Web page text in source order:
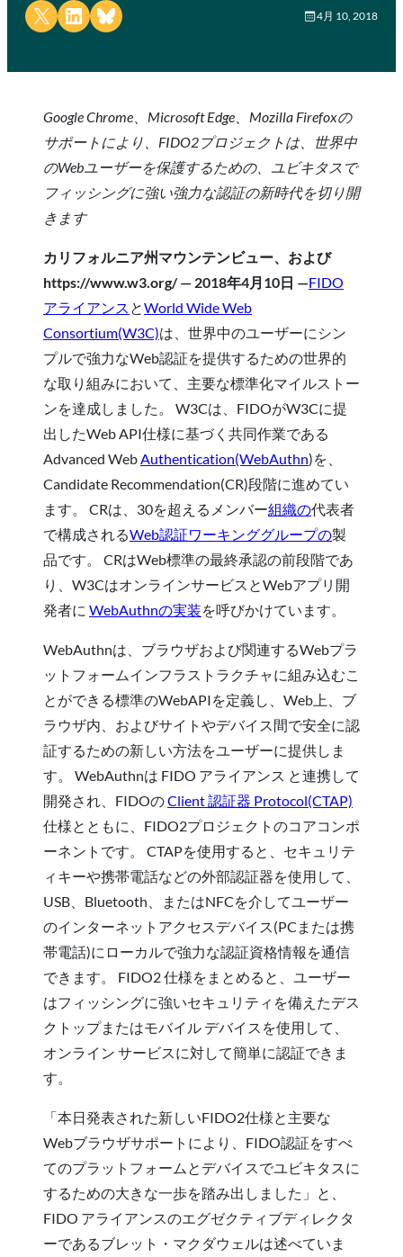
Share on X Share on LinkedIn
Share on Bluesky 4月 10, 2018
Google Chrome、Microsoft Edge、Mozilla Firefoxの
サポートにより、FIDO2プロジェクトは、世界中
のWebユーザーを保護するための、ユビキタスで
フィッシングに強い強力な認証の新時代を切り開
きます
カリフォルニア州マウンテンビュー、および
https://www.w3.org/ — 2018年4月10日 —FIDO
アライアンス とWorld Wide Web
Consortium(W3C)は、世界中のユーザーにシン
プルで強力なWeb認証を提供するための世界的
な取り組みにおいて、主要な標準化マイルストー
ンを達成しました。 W3Cは、FIDOがW3Cに提
出したWeb API仕様に基づく共同作業である
Advanced WebAuthentication(WebAuthn)を、
Candidate Recommendation(CR)段階に進めてい
ます。 CRは、30を超えるメンバー組織の代表者
で構成されるWeb認証ワーキンググループの製
品です。 CRはWeb標準の最終承認の前段階であ
り、W3CはオンラインサービスとWebアプリ開
発者に WebAuthnの実装を呼びかけています。
WebAuthnは、ブラウザおよび関連するWebプラ
ットフォームインフラストラクチャに組み込むこ
とができる標準のWebAPIを定義し、Web上、ブ
ラウザ内、およびサイトやデバイス間で安全に認
証するための新しい方法をユーザーに提供しま
す。 WebAuthnは FIDO アライアンス と連携して
開発され、FIDOのClient 認証器 Protocol(CTAP)
仕様とともに、FIDO2プロジェクトのコアコンポ
ーネントです。 CTAPを使用すると、セキュリテ
ィキーや携帯電話などの外部認証器を使用して、
USB、Bluetooth、またはNFCを介してユーザー
のインターネットアクセスデバイス(PCまたは携
帯電話)にローカルで強力な認証資格情報を通信
できます。 FIDO2 仕様をまとめると、ユーザー
はフィッシングに強いセキュリティを備えたデス
クトップまたはモバイル デバイスを使用して、
オンライン サービスに対して簡単に認証できま
す。
「本日発表された新しいFIDO2仕様と主要な
Webブラウザサポートにより、FIDO認証をすべ
てのプラットフォームとデバイスでユビキタスに
するための大きな一歩を踏み出しました」と、
FIDO アライアンスのエグゼクティブディレクタ
ーであるブレット・マクダウェルは述べていま